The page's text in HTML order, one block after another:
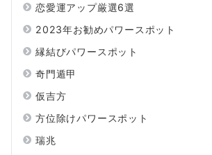
恋愛運アップ厳選6選
2023年お勧めパワースポット
縁結びパワースポット
奇門遁甲
仮吉方
方位除けパワースポット
瑞兆